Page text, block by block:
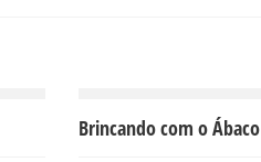
Brincando com o Ábaco